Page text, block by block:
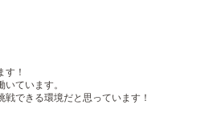
！
ています。
できる環境だと思っています！